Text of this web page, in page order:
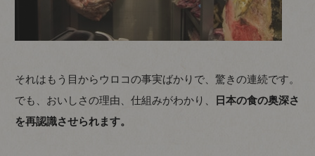
それはもう目からウロコの事実ばかりで、驚きの連続です。
でも、おいしさの理由、仕組みがわかり、
日本の食の奥深さ
を再認識させられます。